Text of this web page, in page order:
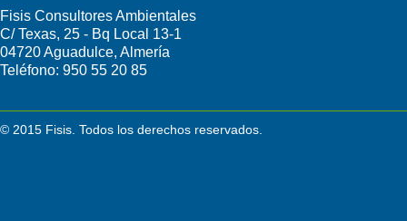
Fisis Consultores Ambientales
C/ Texas, 25 - Bq Local 13-1
04720 Aguadulce, Almería
Teléfono: 950 55 20 85
© 2015 Fisis. Todos los derechos reservados.